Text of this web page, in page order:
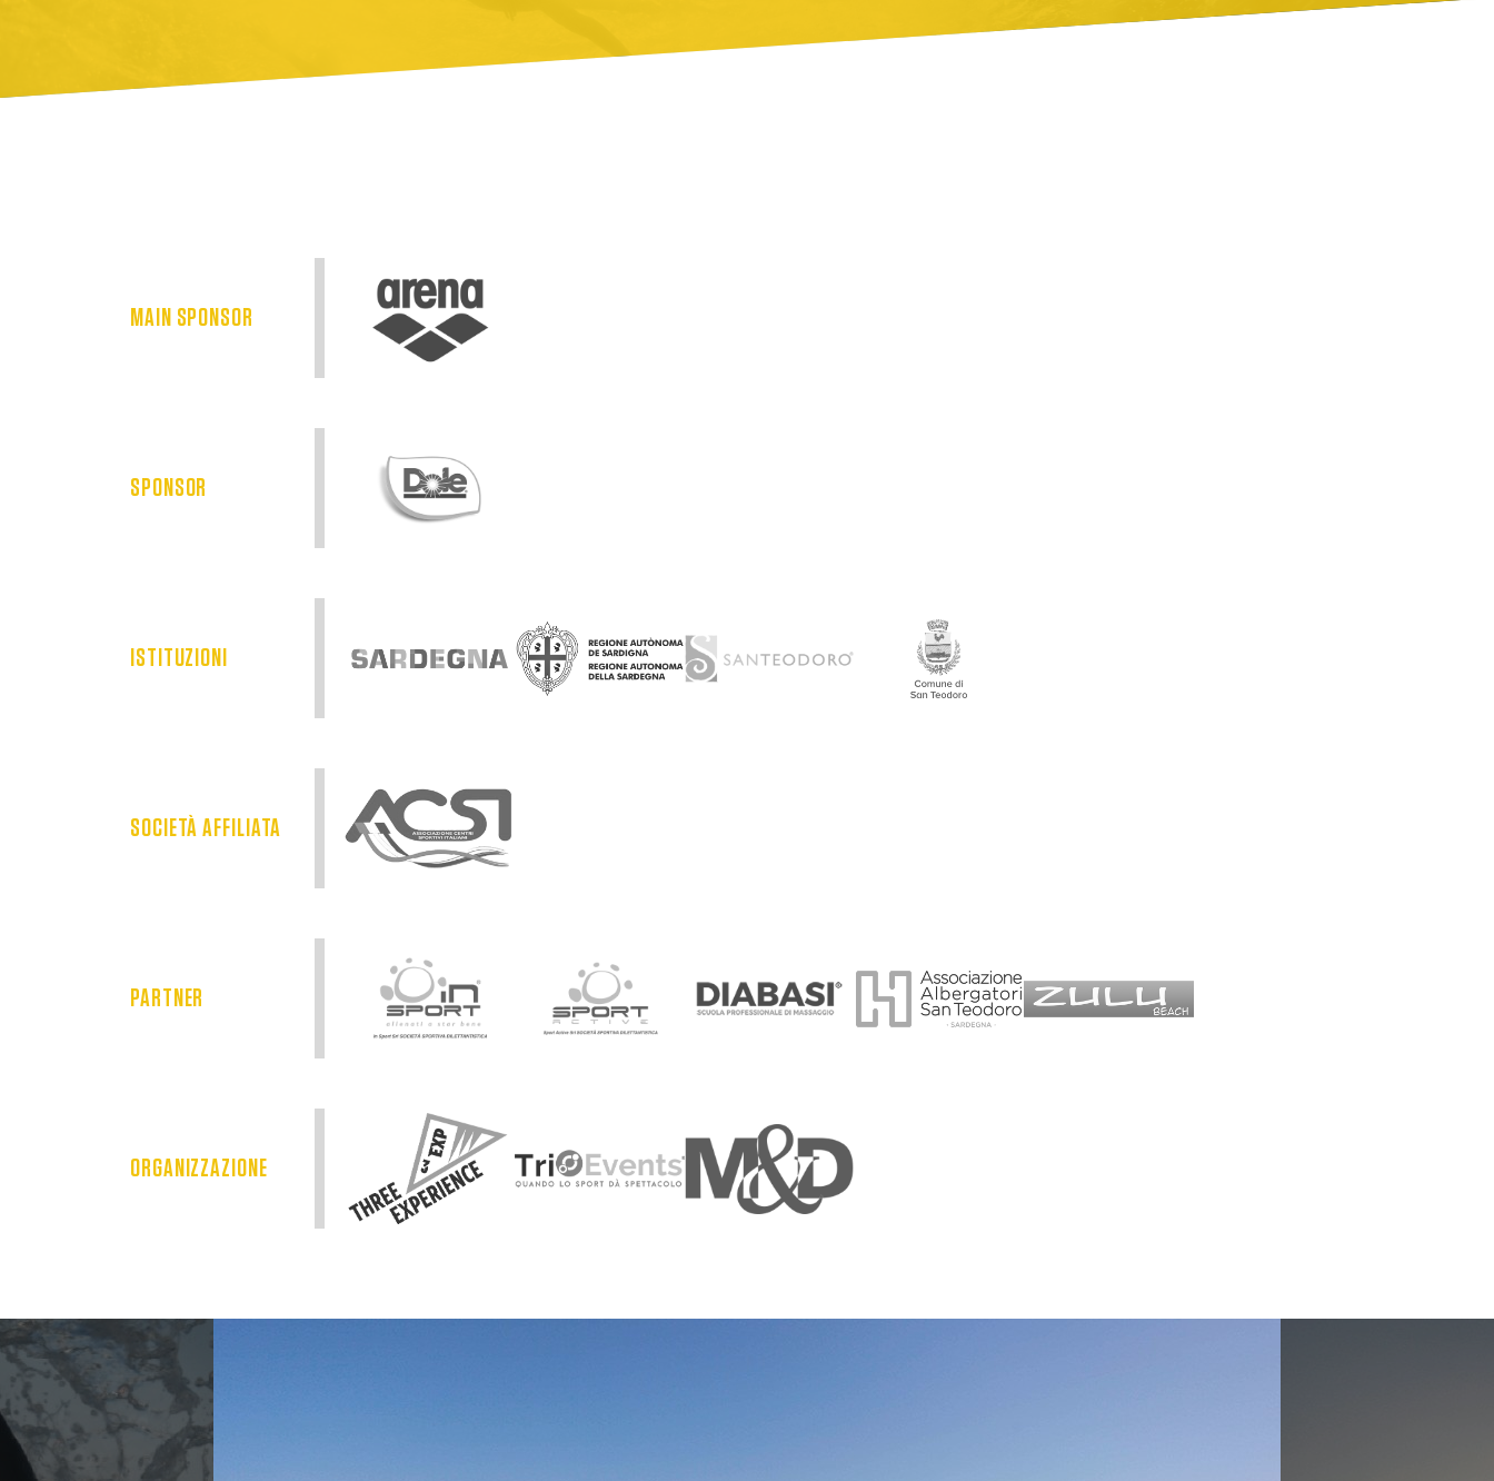
MAIN SPONSOR
SPONSOR
ISTITUZIONI
SOCIETÀ AFFILIATA
PARTNER
ORGANIZZAZIONE